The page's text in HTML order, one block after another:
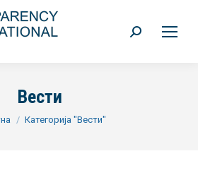
Search:
Вести
here:Категорија "Вести"